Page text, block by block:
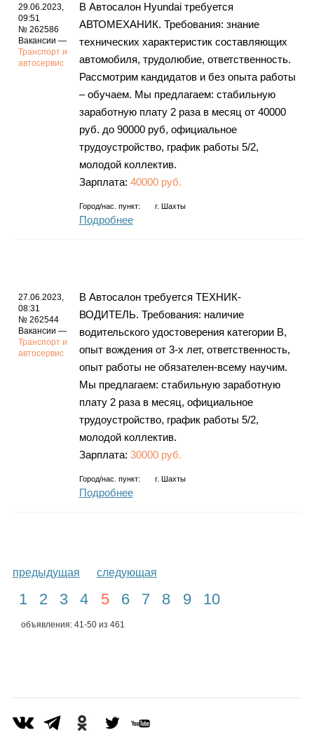
29.06.2023,
09:51
№ 262586
Вакансии —
Транспорт и
автосервис
В Автосалон Hyundai требуется
АВТОМЕХАНИК. Требования: знание
технических характеристик составляющих
автомобиля, трудолюбие, ответственность.
Рассмотрим кандидатов и без опыта работы
– обучаем. Мы предлагаем: стабильную
заработную плату 2 раза в месяц от 40000
руб. до 90000 руб, официальное
трудоустройство, график работы 5/2,
молодой коллектив.
Зарплата: 40000 руб.
Город/нас. пункт: г. Шахты
Подробнее
27.06.2023,
08:31
№ 262544
Вакансии —
Транспорт и
автосервис
В Автосалон требуется ТЕХНИК-
ВОДИТЕЛЬ. Требования: наличие
водительского удостоверения категории В,
опыт вождения от 3-х лет, ответственность,
опыт работы не обязателен-всему научим.
Мы предлагаем: стабильную заработную
плату 2 раза в месяц, официальное
трудоустройство, график работы 5/2,
молодой коллектив.
Зарплата: 30000 руб.
Город/нас. пункт: г. Шахты
Подробнее
предыдущая следующая
1 2 3 4 5 6 7 8 9 10
объявления: 41-50 из 461